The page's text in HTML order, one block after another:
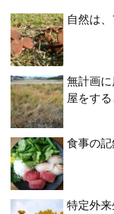
自然は
無計画
屋をす
食事の
特定外